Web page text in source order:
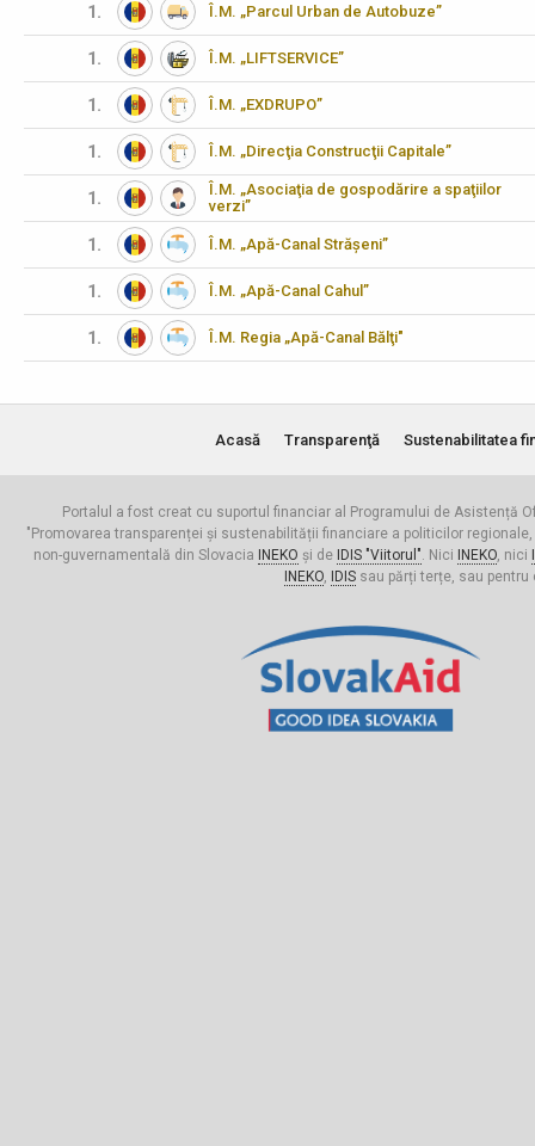
1. Î.M. „Parcul Urban de Autobuze”
1. Î.M. „LIFTSERVICE”
1. Î.M. „EXDRUPO”
1. Î.M. „Direcţia Construcţii Capitale”
1.
Î.M. „Asociaţia de gospodărire a spaţiilor
verzi”
1. Î.M. „Apă-Canal Strășeni”
1. Î.M. „Apă-Canal Cahul”
1. Î.M. Regia „Apă-Canal Bălţi"
Acasă Transparenţă Sustenabilitatea
Portalul a fost creat cu suportul financiar al Programului de Asistență
"Promovarea transparenței și sustenabilității financiare a politicilor
non-guvernamentală din Slovacia
INEKO și de IDIS "Viitorul". Nici INEKO, nici
INEKO, IDISsau părți terțe, sau pentru